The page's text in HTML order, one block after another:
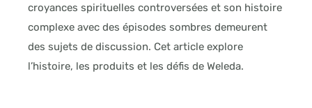
croyances spirituelles controversées et son histoire
complexe avec des épisodes sombres demeurent
des sujets de discussion. Cet article explore
l’histoire, les produits et les défis de Weleda.